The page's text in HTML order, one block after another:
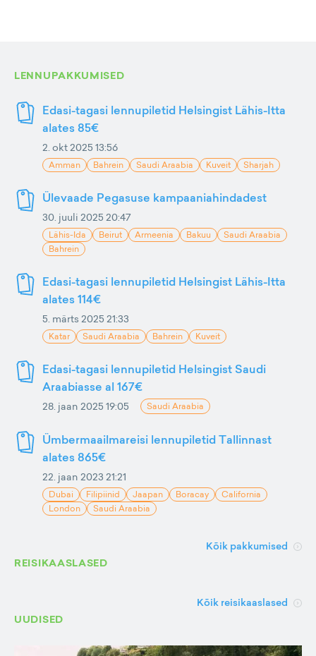
LENNUPAKKUMISED
Edasi-tagasi lennupiletid Helsingist Lähis-Itta
alates 85€
2. okt 2025 13:56
Amman Bahrein Saudi Araabia Kuveit Sharjah
Ülevaade Pegasuse kampaaniahindadest
30. juuli 2025 20:47
Lähis-Ida Beirut Armeenia Bakuu
Saudi Araabia
Bahrein
Edasi-tagasi lennupiletid Helsingist Lähis-Itta
alates 114€
5. märts 2025 21:33
Katar Saudi Araabia Bahrein Kuveit
Edasi-tagasi lennupiletid Helsingist Saudi
Araabiasse al 167€
28. jaan 2025 19:05 Saudi Araabia
Ümbermaailmareisi lennupiletid Tallinnast
alates 865€
22. jaan 2023 21:21
Dubai Filipiinid Jaapan Boracay
California
London
Saudi Araabia
Kõik pakkumised
REISIKAASLASED
Kõik reisikaaslased
UUDISED